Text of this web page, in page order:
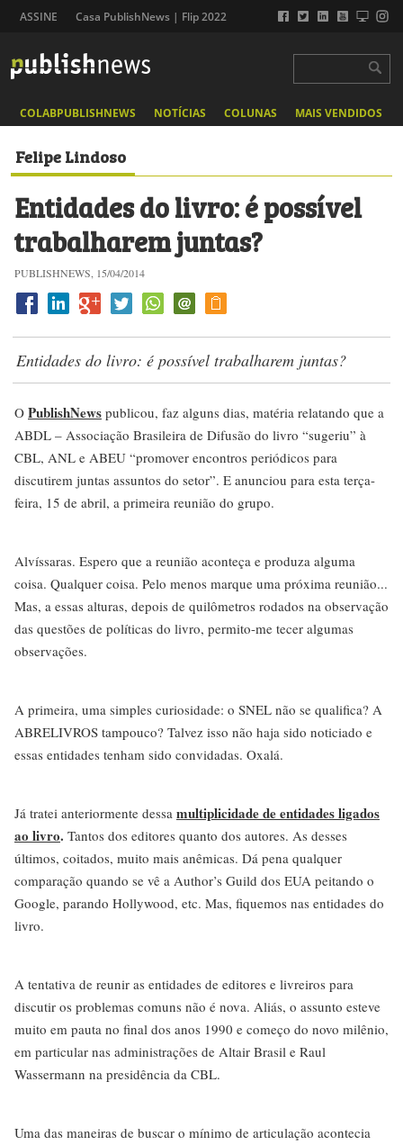
ASSINE Casa PublishNews | Flip 2022
COLABPUBLISHNEWS NOTÍCIAS COLUNAS MAIS VENDIDOS
Felipe Lindoso
Entidades do livro: é possível
trabalharem juntas?
PUBLISHNEWS, 15/04/2014
Entidades do livro: é possível trabalharem juntas?
O PublishNews publicou, faz alguns dias, matéria relatando que a
ABDL – Associação Brasileira de Difusão do livro “sugeriu” à
CBL, ANL e ABEU “promover encontros periódicos para
discutirem juntas assuntos do setor”. E anunciou para esta terça-
feira, 15 de abril, a primeira reunião do grupo.
Alvíssaras. Espero que a reunião aconteça e produza alguma
coisa. Qualquer coisa. Pelo menos marque uma próxima reunião...
Mas, a essas alturas, depois de quilômetros rodados na observação
das questões de políticas do livro, permito-me tecer algumas
observações.
A primeira, uma simples curiosidade: o SNEL não se qualifica? A
ABRELIVROS tampouco? Talvez isso não haja sido noticiado e
essas entidades tenham sido convidadas. Oxalá.
Já tratei anteriormente dessa multiplicidade de entidades ligados
ao livro. Tantos dos editores quanto dos autores. As desses
últimos, coitados, muito mais anêmicas. Dá pena qualquer
comparação quando se vê a Author’s Guild dos EUA peitando o
Google, parando Hollywood, etc. Mas, fiquemos nas entidades do
livro.
A tentativa de reunir as entidades de editores e livreiros para
discutir os problemas comuns não é nova. Aliás, o assunto esteve
muito em pauta no final dos anos 1990 e começo do novo milênio,
em particular nas administrações de Altair Brasil e Raul
Wassermann na presidência da CBL.
Uma das maneiras de buscar o mínimo de articulação acontecia